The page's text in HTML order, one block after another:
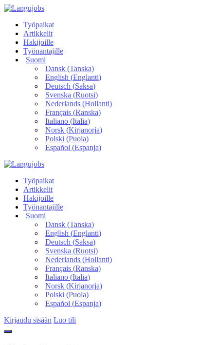
Työpaikat
Artikkelit
Hakijoille
Työnantajille
Suomi
Dansk(Tanska)
English (Englanti)
Deutsch (Saksa)
Svenska (Ruotsi)
Nederlands(Hollanti)
Français(Ranska)
Italiano(Italia)
Norsk(Kirjanorja)
Polski (Puola)
Español (Espanja)
Työpaikat
Artikkelit
Hakijoille
Työnantajille
Suomi
Dansk(Tanska)
English (Englanti)
Deutsch (Saksa)
Svenska (Ruotsi)
Nederlands(Hollanti)
Français(Ranska)
Italiano(Italia)
Norsk(Kirjanorja)
Polski (Puola)
Español (Espanja)
Kirjaudu sisään Luo tili